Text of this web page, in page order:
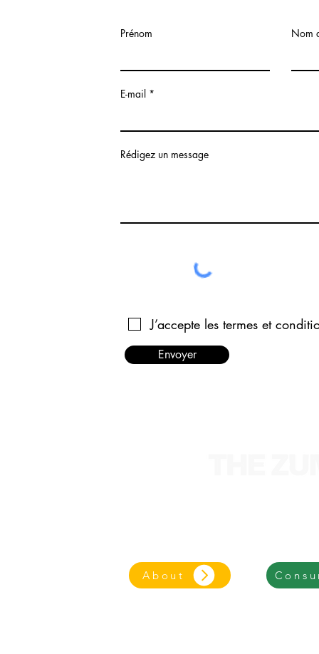
Prénom Nom
E-mail
Rédigez un message
J’accepte les termes et
Envoyer
About